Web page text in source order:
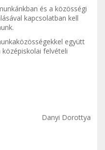
és a közösségi
kapcsolatban kell
együtt
felvételi
Danyi Dorottya